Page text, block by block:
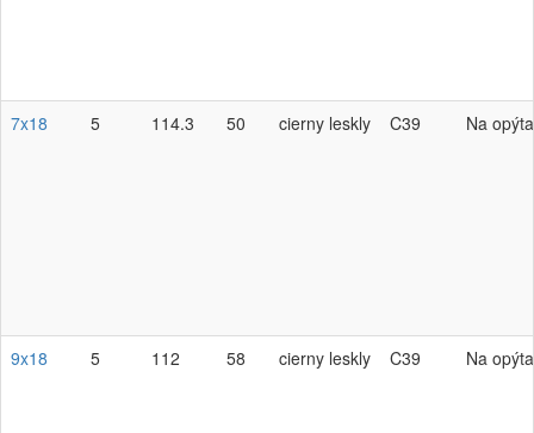
7x18 5 114.3 50 cierny leskly C39 Na
9x18 5 112 58 cierny leskly C39 Na